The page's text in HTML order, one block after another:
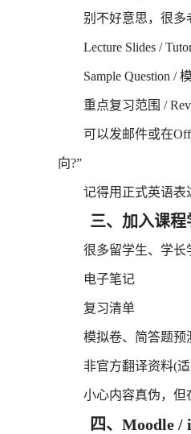
别不好意思，很多老
Lecture Slides /
Sample Question /
重点复习范围 /
可以发邮件或在
向?”
记得用正式英语表
三、加入课程
很多留学生、学长学
电子笔记
复习清单
模拟卷、简答题预
非官方翻译资料(适
小心内容真伪，但
四、Moodle /